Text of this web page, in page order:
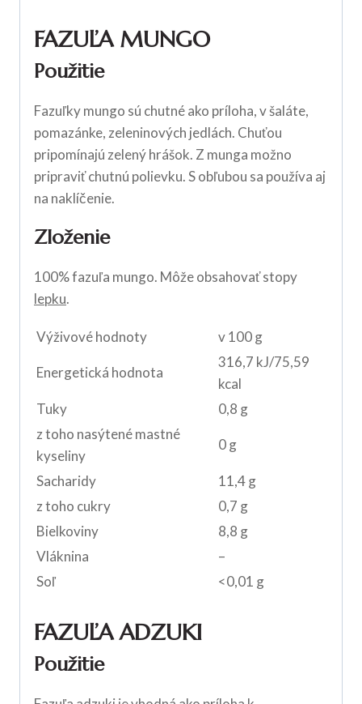
FAZUĽA MUNGO
Použitie
Fazuľky mungo sú chutné ako príloha, v šaláte,
pomazánke, zeleninových jedlách. Chuťou
pripomínajú zelený hrášok. Z munga možno
pripraviť chutnú polievku. S obľubou sa používa aj
na naklíčenie.
Zloženie
100% fazuľa mungo. Môže obsahovať stopy
lepku.
Výživové hodnoty v 100 g
Energetická hodnota
316,7 kJ/75,59
kcal
Tuky
0,8 g
z toho nasýtené mastné
kyseliny
0 g
Sacharidy
11,4 g
z toho cukry
0,7 g
Bielkoviny
8,8 g
Vláknina
–
Soľ
<0,01 g
FAZUĽA ADZUKI
Použitie